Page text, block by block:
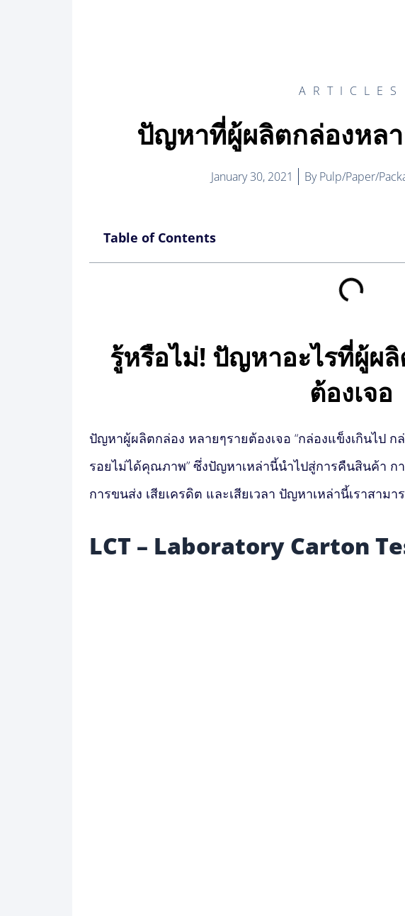
ARTICLES
ปัญหาที่ผู้ผลิตกล่องหลา
January 30, 2021 ByPulp/Paper/
Table of Contents
รู้หรือไม่! ปัญหาอะไรที่ผู้ผ
ต้องเจอ
ปัญหาผู้ผลิตกล่อง หลายๆรายต้องเจอ “กล่องแข็งเกินไป
รอยไม่ได้คุณภาพ” ซึ่งปัญหาเหล่านี้นำไปสู่การคืนสินค้า ก
การขนส่ง เสียเครดิต และเสียเวลา ปัญหาเหล่านี้เราสาม
LCT – Laboratory Carton